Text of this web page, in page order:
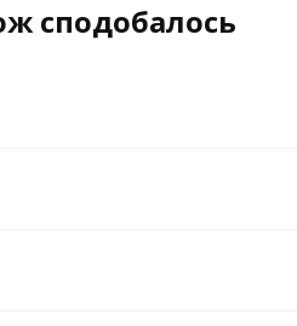
сподобалось